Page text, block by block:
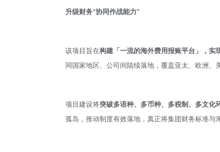
升级财务“协同作战能力”
该项目旨在构建「一流的海外费用报账平台」，实
同国家地区、公司间陆续落地，覆盖亚太、欧洲、
项目建设将突破多语种、多币种、多税制、多文
孤岛，推动制度有效落地，真正将集团财务标准与